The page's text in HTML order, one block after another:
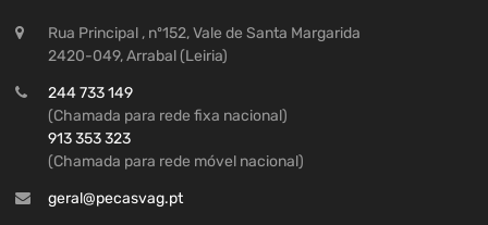
Rua Principal , nº152, Vale de Santa Margarida
2420-049, Arrabal (Leiria)
244 733 149
(Chamada para rede fixa nacional)
913 353 323
(Chamada para rede móvel nacional)
geral@pecasvag.pt